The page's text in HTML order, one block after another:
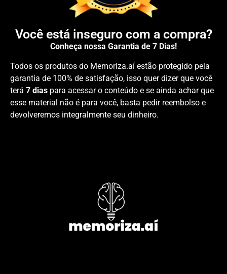
Você está inseguro com a compra?
Conheça nossa Garantia de 7 Dias!
Todos os produtos do Memoriza.aí estão protegido pela
garantia de 100% de satisfação, isso quer dizer que você
terá 7 dias para acessar o conteúdo e se ainda achar que
esse material não é para você, basta pedir reembolso e
devolveremos integralmente seu dinheiro.